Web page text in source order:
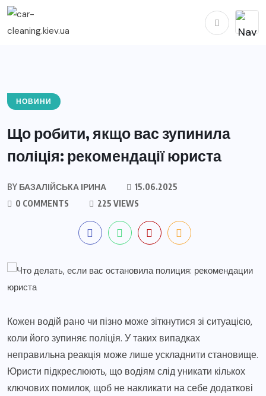
НОВИНИ
Що робити, якщо вас зупинила
поліція: рекомендації юриста
BY БАЗАЛІЙСЬКА ІРИНА
15.06.2025
0 COMMENTS
225 VIEWS
Кожен водій рано чи пізно може зіткнутися зі ситуацією,
коли його зупиняє поліція. У таких випадках
неправильна реакція може лише ускладнити становище.
Юристи підкреслюють, що водіям слід уникати кількох
ключових помилок, щоб не накликати на себе додаткові